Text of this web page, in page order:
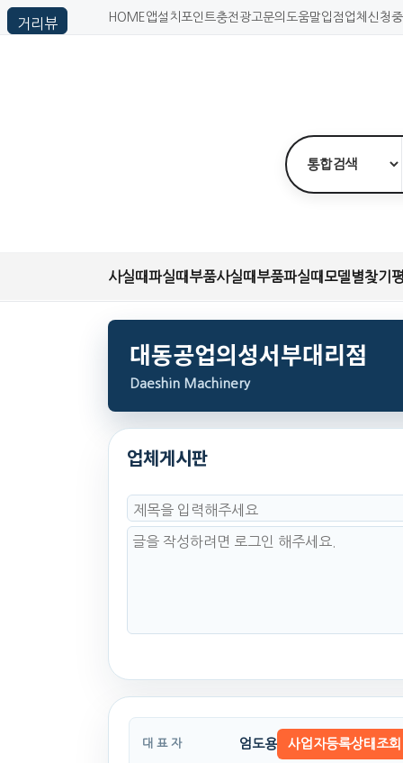
HOME 앱설치 포인트충전 광고문의 도움말입점업체신청
사실때파실때 부품사실때 부품파실때 모델별찾기
대동공업의성서부대리점
Daeshin Machinery
업체게시판
대 표 자 엄도용 사업자등록상태조회